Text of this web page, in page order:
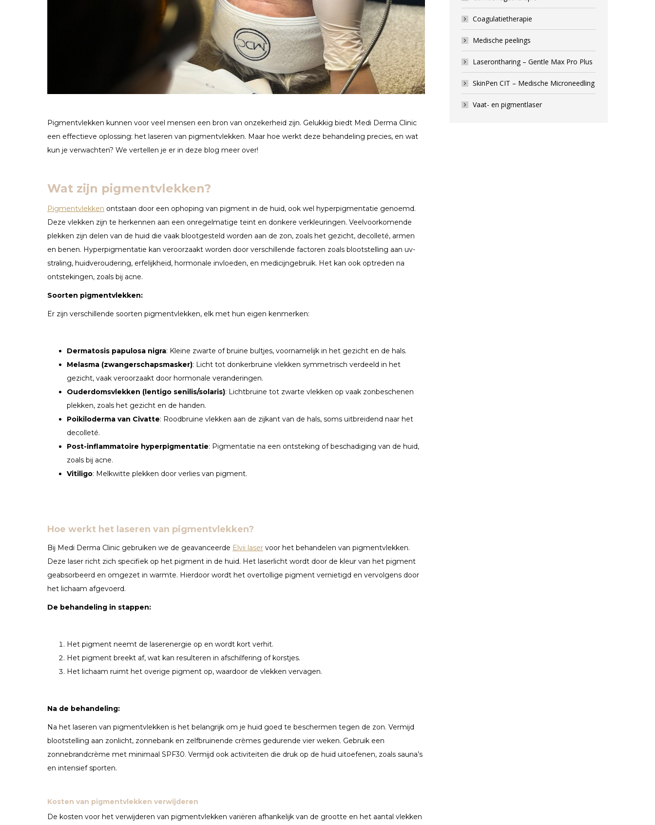
Pigmentvlekken kunnen voor veel mensen een bron van onzekerheid zijn. Gelukkig biedt Medi Derma Clinic
een effectieve oplossing: het laseren van pigmentvlekken. Maar hoe werkt deze behandeling precies, en wat
kun je verwachten? We vertellen je er in deze blog meer over!
Wat zijn pigmentvlekken?
Pigmentvlekken ontstaan door een ophoping van pigment in de huid, ook wel hyperpigmentatie genoemd.
Deze vlekken zijn te herkennen aan een onregelmatige teint en donkere verkleuringen. Veelvoorkomende
plekken zijn delen van de huid die vaak blootgesteld worden aan de zon, zoals het gezicht, decolleté, armen
en benen. Hyperpigmentatie kan veroorzaakt worden door verschillende factoren zoals blootstelling aan uv-
straling, huidveroudering, erfelijkheid, hormonale invloeden, en medicijngebruik. Het kan ook optreden na
ontstekingen, zoals bij acne.
Soorten pigmentvlekken:
Er zijn verschillende soorten pigmentvlekken, elk met hun eigen kenmerken:
Dermatosis papulosa nigra: Kleine zwarte of bruine bultjes, voornamelijk in het gezicht en de hals.
Melasma (zwangerschapsmasker): Licht tot donkerbruine vlekken symmetrisch verdeeld in het
gezicht, vaak veroorzaakt door hormonale veranderingen.
Ouderdomsvlekken (lentigo senilis/solaris): Lichtbruine tot zwarte vlekken op vaak zonbeschenen
plekken, zoals het gezicht en de handen.
Poikiloderma van Civatte: Roodbruine vlekken aan de zijkant van de hals, soms uitbreidend naar het
decolleté.
Post-inflammatoire hyperpigmentatie: Pigmentatie na een ontsteking of beschadiging van de huid,
zoals bij acne.
Vitiligo: Melkwitte plekken door verlies van pigment.
Hoe werkt het laseren van pigmentvlekken?
Bij Medi Derma Clinic gebruiken we de geavanceerde Elvii laser voor het behandelen van pigmentvlekken.
Deze laser richt zich specifiek op het pigment in de huid. Het laserlicht wordt door de kleur van het pigment
geabsorbeerd en omgezet in warmte. Hierdoor wordt het overtollige pigment vernietigd en vervolgens door
het lichaam afgevoerd.
De behandeling in stappen:
Het pigment neemt de laserenergie op en wordt kort verhit.
Het pigment breekt af, wat kan resulteren in afschilfering of korstjes.
Het lichaam ruimt het overige pigment op, waardoor de vlekken vervagen.
Na de behandeling:
Na het laseren van pigmentvlekken is het belangrijk om je huid goed te beschermen tegen de zon. Vermijd
blootstelling aan zonlicht, zonnebank en zelfbruinende crèmes gedurende vier weken. Gebruik een
zonnebrandcrème met minimaal SPF30. Vermijd ook activiteiten die druk op de huid uitoefenen, zoals sauna’s
en intensief sporten.
Kosten van pigmentvlekken verwijderen
De kosten voor het verwijderen van pigmentvlekken variëren afhankelijk van de grootte en het aantal vlekken
Coagulatietherapie
Medische peelings
Laserontharing – Gentle Max Pro Plus
SkinPen CIT – Medische Microneedling
Vaat- en pigmentlaser